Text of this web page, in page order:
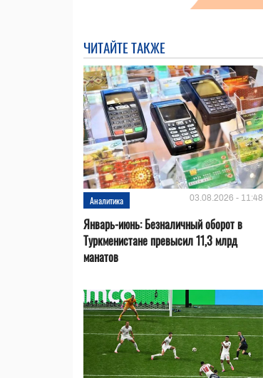
ЧИТАЙТЕ ТАКЖЕ
Аналитика 03.08.2026 - 11:48
Январь-июнь: Безналичный оборот в
Туркменистане превысил 11,3 млрд
манатов